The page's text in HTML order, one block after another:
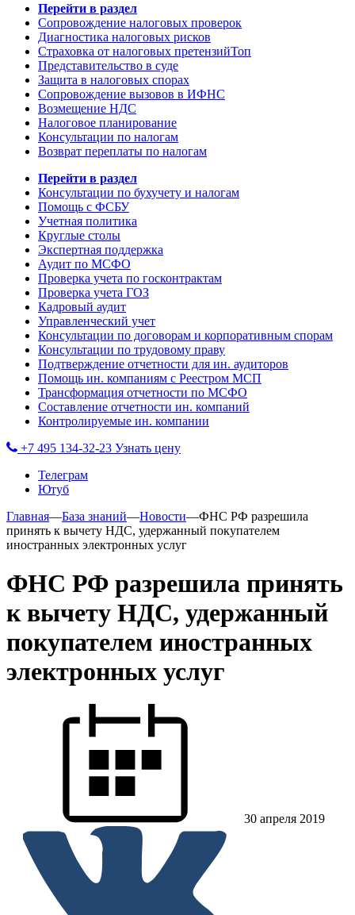
Перейти в раздел
Сопровождение налоговых проверок
Диагностика налоговых рисков
Страховка от налоговых претензийТоп
Представительство в суде
Защита в налоговых спорах
Сопровождение вызовов в ИФНС
Возмещение НДС
Налоговое планирование
Консультации по налогам
Возврат переплаты по налогам
Перейти в раздел
Консультации по бухучету и налогам
Помощь с ФСБУ
Учетная политика
Круглые столы
Экспертная поддержка
Аудит по МСФО
Проверка учета по госконтрактам
Проверка учета ГОЗ
Кадровый аудит
Управленческий учет
Консультации по договорам и корпоративным спорам
Консультации по трудовому праву
Подтверждение отчетности для ин. аудиторов
Помощь ин. компаниям с Реестром МСП
Трансформация отчетности по МСФО
Составление отчетности ин. компаний
Контролируемые ин. компании
+7 495 134-32-23 Узнать цену
Телеграм
Ютуб
Главная—База знаний—Новости—ФНС РФ разрешила
принять к вычету НДС, удержанный покупателем
иностранных электронных услуг
ФНС РФ разрешила принять
к вычету НДС, удержанный
покупателем иностранных
электронных услуг
30 апреля 2019